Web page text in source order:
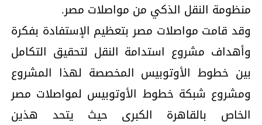
منظومة النقل الذكي من مواصلات مصر.
وقد قامت مواصلات مصر بتعظيم الإستفادة بفكرة
وأهداف مشروع استدامة النقل لتحقيق التكامل
بين خطوط الأوتوبيس المخصصة لهذا المشروع
ومشروع شبكة خطوط الأوتوبيس لمواصلات مصر
الخاص بالقاهرة الكبرى حيث يتحد هذين